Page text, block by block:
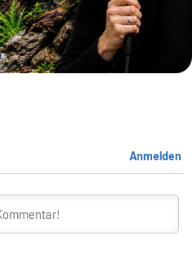
Anmelden